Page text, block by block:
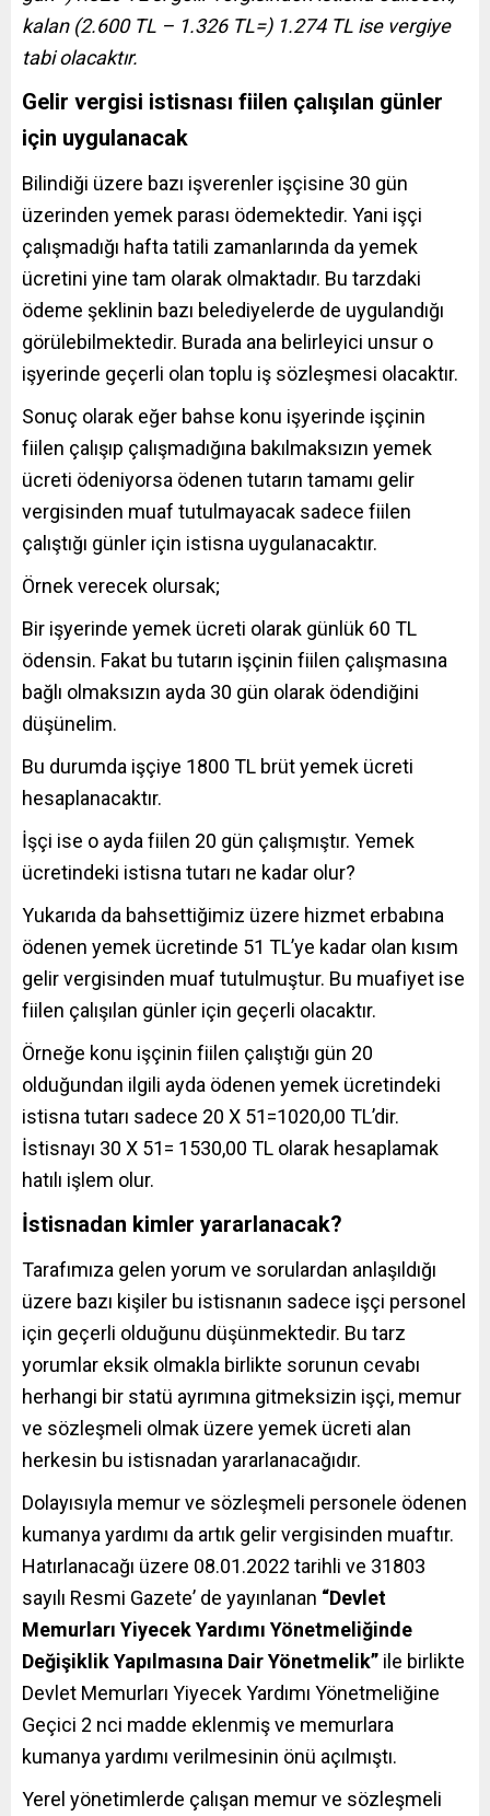
kalan (2.600 TL – 1.326 TL=) 1.274 TL ise vergiye
tabi olacaktır.
Gelir vergisi istisnası fiilen çalışılan günler
için uygulanacak
Bilindiği üzere bazı işverenler işçisine 30 gün
üzerinden yemek parası ödemektedir. Yani işçi
çalışmadığı hafta tatili zamanlarında da yemek
ücretini yine tam olarak olmaktadır. Bu tarzdaki
ödeme şeklinin bazı belediyelerde de uygulandığı
görülebilmektedir. Burada ana belirleyici unsur o
işyerinde geçerli olan toplu iş sözleşmesi olacaktır.
Sonuç olarak eğer bahse konu işyerinde işçinin
fiilen çalışıp çalışmadığına bakılmaksızın yemek
ücreti ödeniyorsa ödenen tutarın tamamı gelir
vergisinden muaf tutulmayacak sadece fiilen
çalıştığı günler için istisna uygulanacaktır.
Örnek verecek olursak;
Bir işyerinde yemek ücreti olarak günlük 60 TL
ödensin. Fakat bu tutarın işçinin fiilen çalışmasına
bağlı olmaksızın ayda 30 gün olarak ödendiğini
düşünelim.
Bu durumda işçiye 1800 TL brüt yemek ücreti
hesaplanacaktır.
İşçi ise o ayda fiilen 20 gün çalışmıştır. Yemek
ücretindeki istisna tutarı ne kadar olur?
Yukarıda da bahsettiğimiz üzere hizmet erbabına
ödenen yemek ücretinde 51 TL’ye kadar olan kısım
gelir vergisinden muaf tutulmuştur. Bu muafiyet ise
fiilen çalışılan günler için geçerli olacaktır.
Örneğe konu işçinin fiilen çalıştığı gün 20
olduğundan ilgili ayda ödenen yemek ücretindeki
istisna tutarı sadece 20 X 51=1020,00 TL’dir.
İstisnayı 30 X 51= 1530,00 TL olarak hesaplamak
hatılı işlem olur.
İstisnadan kimler yararlanacak?
Tarafımıza gelen yorum ve sorulardan anlaşıldığı
üzere bazı kişiler bu istisnanın sadece işçi personel
için geçerli olduğunu düşünmektedir. Bu tarz
yorumlar eksik olmakla birlikte sorunun cevabı
herhangi bir statü ayrımına gitmeksizin işçi, memur
ve sözleşmeli olmak üzere yemek ücreti alan
herkesin bu istisnadan yararlanacağıdır.
Dolayısıyla memur ve sözleşmeli personele ödenen
kumanya yardımı da artık gelir vergisinden muaftır.
Hatırlanacağı üzere 08.01.2022 tarihli ve 31803
sayılı Resmi Gazete’ de yayınlanan “Devlet
Memurları Yiyecek Yardımı Yönetmeliğinde
Değişiklik Yapılmasına Dair Yönetmelik” ile birlikte
Devlet Memurları Yiyecek Yardımı Yönetmeliğine
Geçici 2 nci madde eklenmiş ve memurlara
kumanya yardımı verilmesinin önü açılmıştı.
Yerel yönetimlerde çalışan memur ve sözleşmeli